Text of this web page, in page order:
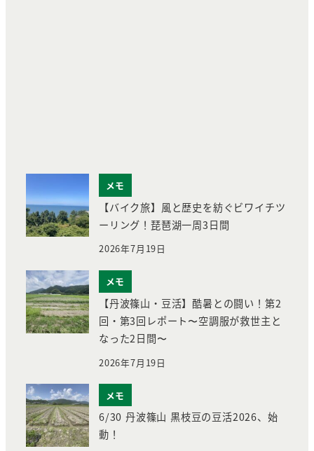
メモ
【バイク旅】風と歴史を紡ぐビワイチツ
ーリング！琵琶湖一周3日間
2026年7月19日
メモ
【丹波篠山・豆活】酷暑との闘い！第2
回・第3回レポート〜空調服が救世主と
なった2日間〜
2026年7月19日
メモ
6/30 丹波篠山 黒枝豆の豆活2026、始
動！